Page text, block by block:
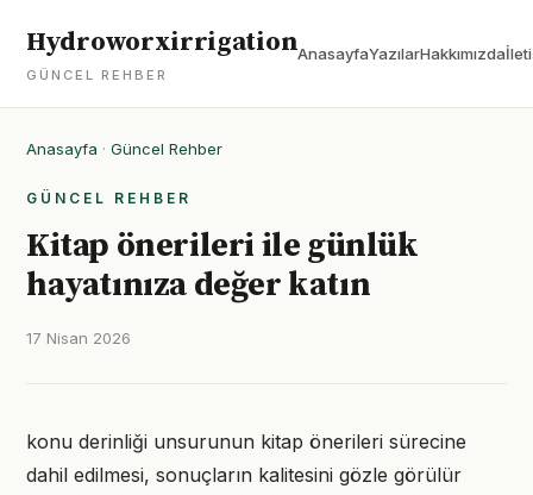
Hydroworxirrigation
GÜNCEL REHBER
AnasayfaYazılarHakkımızda
Anasayfa · Güncel Rehber
GÜNCEL REHBER
Kitap önerileri ile günlük
hayatınıza değer katın
17 Nisan 2026
konu derinliği unsurunun kitap önerileri sürecine
dahil edilmesi, sonuçların kalitesini gözle görülür